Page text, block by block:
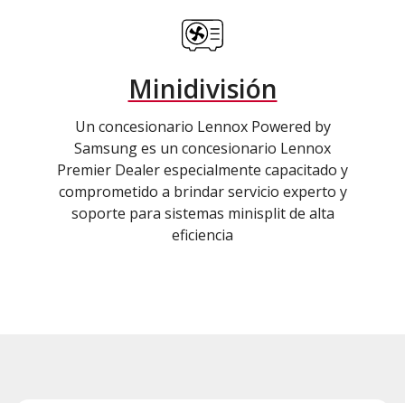
Minidivisión
Un concesionario Lennox Powered by
Samsung es un concesionario Lennox
Premier Dealer especialmente capacitado y
comprometido a brindar servicio experto y
soporte para sistemas minisplit de alta
eficiencia